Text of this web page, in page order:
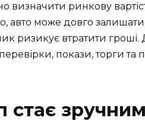
ринкову
авто може довго
ризикує втратити гроші.
покази, торги
стає